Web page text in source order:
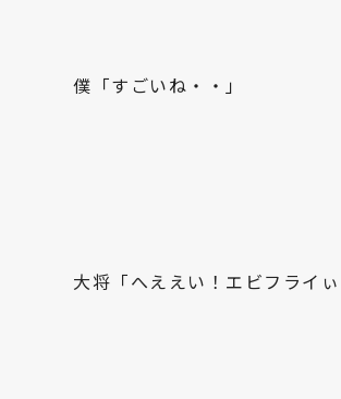
僕「すごいね・・」
大将「へええい！エビフライ